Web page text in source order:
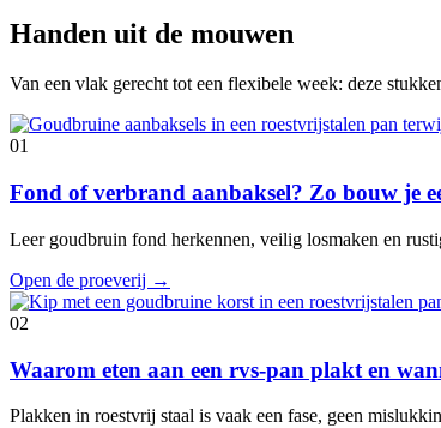
Handen uit de mouwen
Van een vlak gerecht tot een flexibele week: deze
01
Fond of verbrand aanbaksel? Zo bouw je
Leer goudbruin fond herkennen, veilig losmaken en
Open de proeverij →
02
Waarom eten aan een rvs-pan plakt en
Plakken in roestvrij staal is vaak een fase, geen